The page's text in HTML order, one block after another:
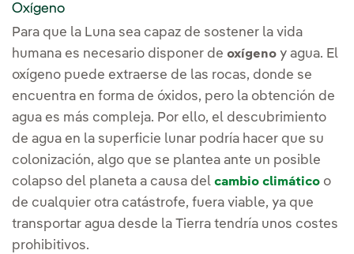
Oxígeno
Para que la Luna sea capaz de sostener la vida
humana es necesario disponer de oxígeno y agua. El
oxígeno puede extraerse de las rocas, donde se
encuentra en forma de óxidos, pero la obtención de
agua es más compleja. Por ello, el descubrimiento
de agua en la superficie lunar podría hacer que su
colonización, algo que se plantea ante un posible
colapso del planeta a causa del cambio climático o
de cualquier otra catástrofe, fuera viable, ya que
transportar agua desde la Tierra tendría unos costes
prohibitivos.